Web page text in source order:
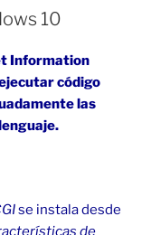
10
Information
código
las
se instala desde
de